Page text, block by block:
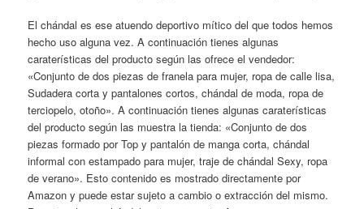
El chándal es ese atuendo deportivo mítico del que todos hemos
hecho uso alguna vez. A continuación tienes algunas
caraterísticas del producto según las ofrece el vendedor:
«Conjunto de dos piezas de franela para mujer, ropa de calle lisa,
Sudadera corta y pantalones cortos, chándal de moda, ropa de
terciopelo, otoño». A continuación tienes algunas caraterísticas
del producto según las muestra la tienda: «Conjunto de dos
piezas formado por Top y pantalón de manga corta, chándal
informal con estampado para mujer, traje de chándal Sexy, ropa
de verano». Esto contenido es mostrado directamente por
Amazon y puede estar sujeto a cambio o extracción del mismo.